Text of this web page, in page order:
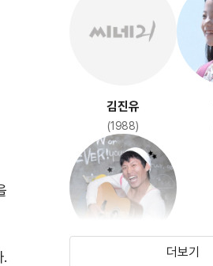
.
김진유
(1988)
더보기